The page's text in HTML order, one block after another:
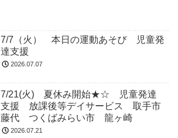
7/7（火） 本日の運動あそび 児童発
達支援
2026.07.07
7/21(火) 夏休み開始★☆ 児童発達
支援 放課後等デイサービス 取手市
藤代 つくばみらい市 龍ヶ崎
2026.07.21